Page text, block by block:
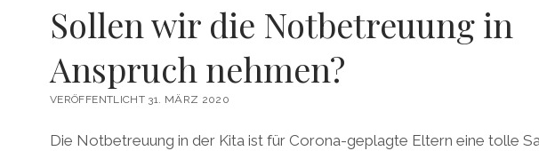
Sollen wir die Notbetreuung in
Anspruch nehmen?
VERÖFFENTLICHT 31. MÄRZ 2020
Die Notbetreuung in der Kita ist für Corona-geplagte Eltern eine tolle